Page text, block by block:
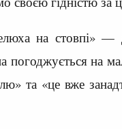
на стовпі»
на
та «це вже